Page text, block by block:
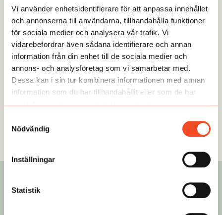
Vi använder enhetsidentifierare för att anpassa innehållet
och annonserna till användarna, tillhandahålla funktioner
för sociala medier och analysera vår trafik. Vi
vidarebefordrar även sådana identifierare och annan
information från din enhet till de sociala medier och
annons- och analysföretag som vi samarbetar med.
Dessa kan i sin tur kombinera informationen med annan
information som du har tillhandahållit eller som de har
samlat in när du har använt deras tjänster.
Nödvändig
Inställningar
Statistik
Vid frågor
Vill du ha paketlösningar på prenumeration?
Kontakta oss.
prenumeration.
08-409 04 643